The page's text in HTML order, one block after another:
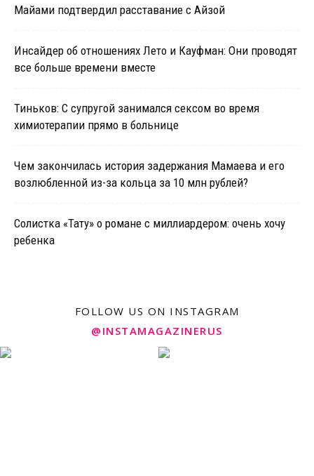
Майами подтвердил расставание с Айзой
Инсайдер об отношениях Лето и Кауфман: Они проводят
все больше времени вместе
Тиньков: С супругой занимался сексом во время
химиотерапии прямо в больнице
Чем закончилась история задержания Мамаева и его
возлюбленной из-за кольца за 10 млн рублей?
Солистка «Тату» о романе с миллиардером: очень хочу
ребенка
FOLLOW US ON INSTAGRAM
@INSTAMAGAZINERUS